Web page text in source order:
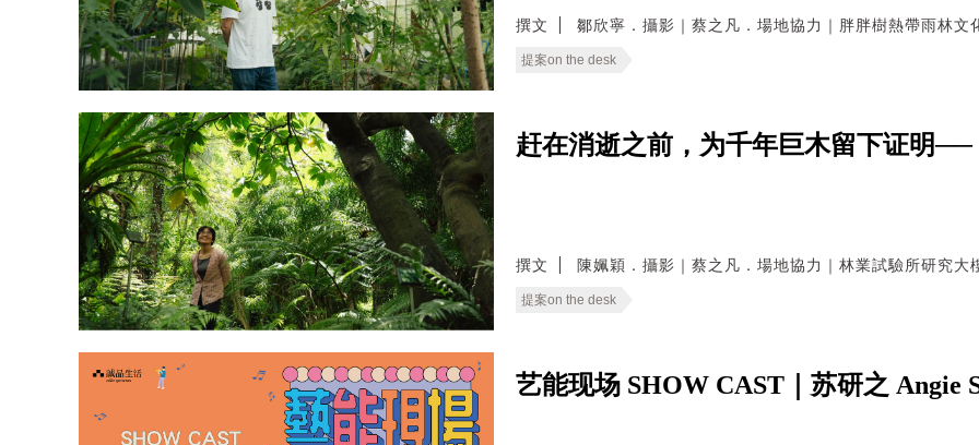
撰文 鄒欣寧．攝影｜蔡之凡．場地協力｜胖胖樹熱帶雨林文
提案on the desk
赶在消逝之前，为千年巨木留下证明
撰文 陳姵穎．攝影｜蔡之凡．場地協力｜林業試驗所研究大
提案on the desk
艺能现场 SHOW CAST｜苏研之 Angie